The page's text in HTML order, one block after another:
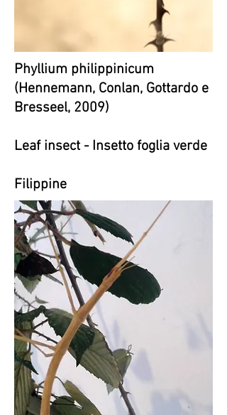
Phyllium philippinicum
(Hennemann, Conlan, Gottardo e
Bresseel, 2009)
Leaf insect - Insetto foglia verde
Filippine